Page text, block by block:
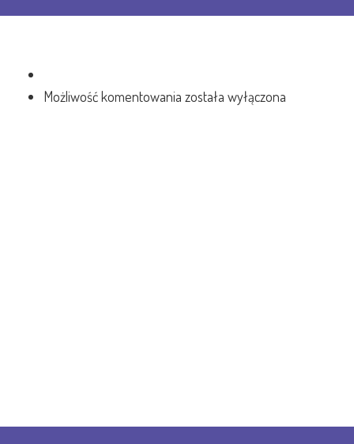
Możliwość komentowania została wyłączona